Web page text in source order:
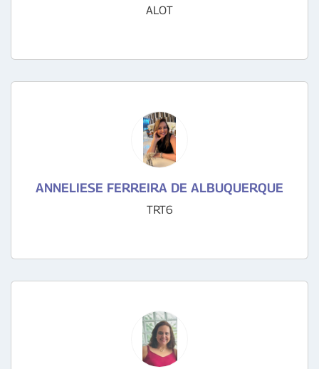
ALOT
ANNELIESE FERREIRA DE ALBUQUERQUE
TRT6